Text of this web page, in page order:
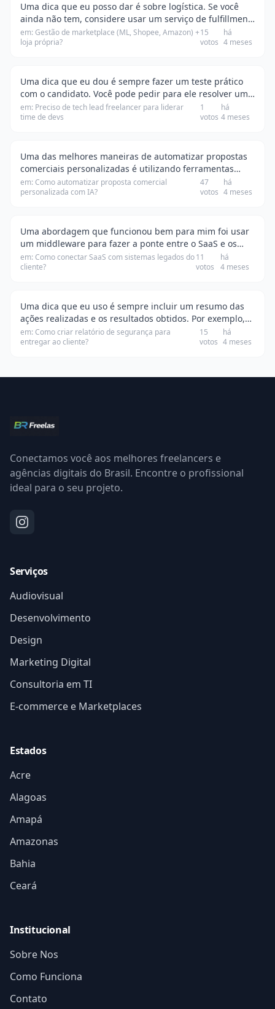
Uma dica que eu posso dar é sobre logística. Se você
ainda não tem, considere usar um serviço de fulfillment,
que cuida do armazenamento e envio dos produtos. Isso
pode aliviar bastante a carga de t…
em: Gestão de marketplace (ML, Shopee, Amazon) +
loja própria?
15
votos
há
4 meses
Uma dica que eu dou é sempre fazer um teste prático
com o candidato. Você pode pedir para ele resolver um
problema real que sua equipe está enfrentando. Isso
não só vai mostrar a habilidade técnica …
em: Preciso de tech lead freelancer para liderar
time de devs
1
votos
há
4 meses
Uma das melhores maneiras de automatizar propostas
comerciais personalizadas é utilizando ferramentas
como o PandaDoc ou o Proposify. Essas plataformas
permitem que você crie templates de propostas …
em: Como automatizar proposta comercial
personalizada com IA?
47
votos
há
4 meses
Uma abordagem que funcionou bem para mim foi usar
um middleware para fazer a ponte entre o SaaS e os
sistemas legados. Eu utilizei o Apache Camel, que é uma
ferramenta de integração muito flexível. …
em: Como conectar SaaS com sistemas legados do
cliente?
11
votos
há
4 meses
Uma dica que eu uso é sempre incluir um resumo das
ações realizadas e os resultados obtidos. Por exemplo,
se você removeu um malware, explique como isso foi
feito e quais foram os efeitos positivos …
em: Como criar relatório de segurança para
entregar ao cliente?
15
votos
há
4 meses
Conectamos você aos melhores freelancers e
agências digitais do Brasil. Encontre o profissional
ideal para o seu projeto.
Serviços
Audiovisual
Desenvolvimento
Design
Marketing Digital
Consultoria em TI
E-commerce e Marketplaces
Estados
Acre
Alagoas
Amapá
Amazonas
Bahia
Ceará
Institucional
Sobre Nos
Como Funciona
Contato